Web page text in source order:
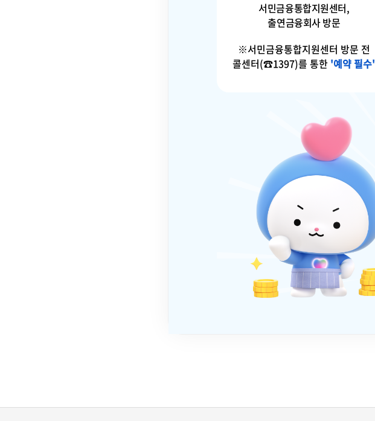
서민금융통합지원센터,
출연금융회사 방문
※서민금융통합지원센터 방문 전
콜센터(☎1397)를 통한 '예약 필수'